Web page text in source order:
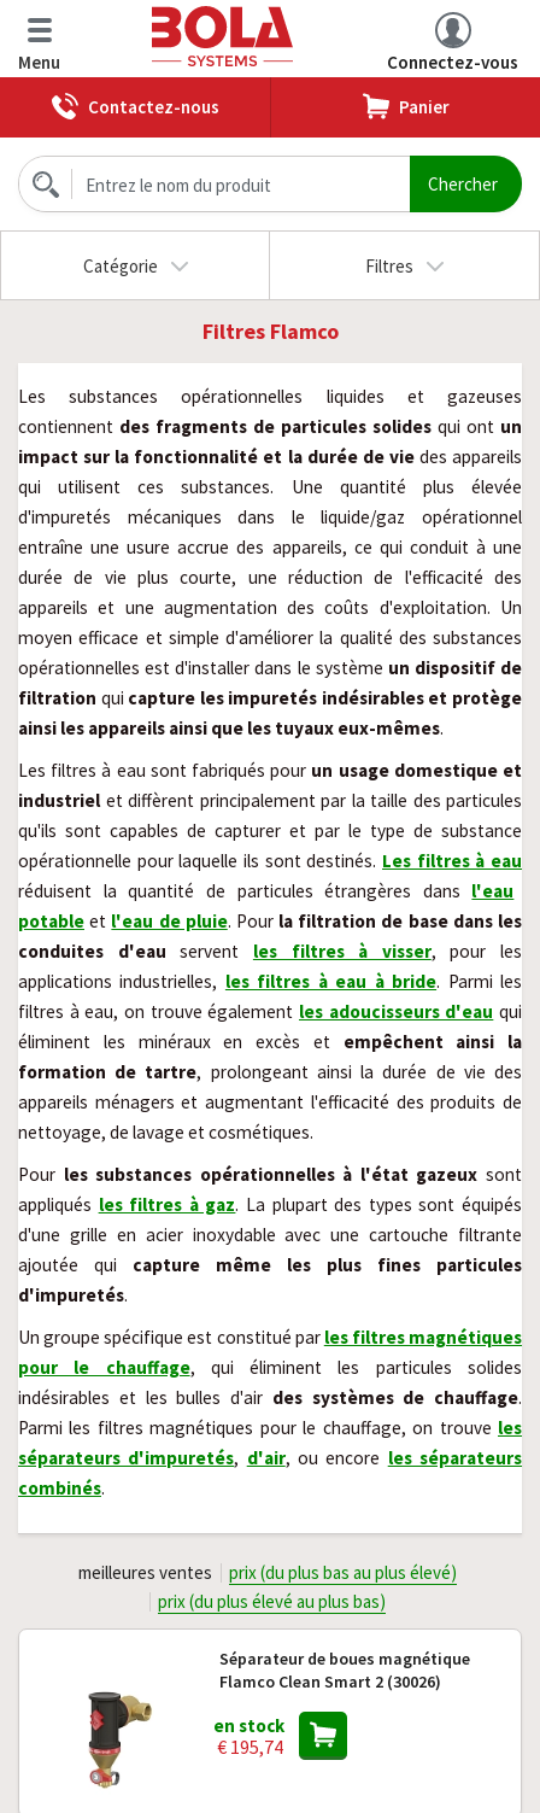
Menu
Connectez-vous
Contactez-nous
Panier
Catégorie Filtres
Filtres Flamco
Les substances opérationnelles liquides et gazeuses
contiennent des fragments de particules solides qui ont un
impact sur la fonctionnalité et la durée de viedes appareils
qui utilisent ces substances. Une quantité plus élevée
d'impuretés mécaniques dans le liquide/gaz opérationnel
entraîne une usure accrue des appareils, ce qui conduit à une
durée de vie plus courte, une réduction de l'efficacité des
appareils et une augmentation des coûts d'exploitation. Un
moyen efficace et simple d'améliorer la qualité des substances
opérationnelles est d'installer dans le système un dispositif de
filtration qui capture les impuretés indésirables et protège
ainsi les appareils ainsi que les tuyaux eux-mêmes.
Les filtres à eau sont fabriqués pour un usage domestique et
industrielet diffèrent principalement par la taille des particules
qu'ils sont capables de capturer et par le type de substance
opérationnelle pour laquelle ils sont destinés. Les filtres à eau
réduisent la quantité de particules étrangères dans l'eau
potable et l'eau de pluie. Pour la filtration de base dans les
conduites d'eau servent les filtres à visser, pour les
applications industrielles, les filtres à eau à bride. Parmi les
filtres à eau, on trouve également les adoucisseurs d'eau qui
éliminent les minéraux en excès et empêchent ainsi la
formation de tartre, prolongeant ainsi la durée de vie des
appareils ménagers et augmentant l'efficacité des produits de
nettoyage, de lavage et cosmétiques.
Pour les substances opérationnelles à l'état gazeux sont
appliqués les filtres à gaz. La plupart des types sont équipés
d'une grille en acier inoxydable avec une cartouche filtrante
ajoutée qui capture même les plus fines particules
d'impuretés.
Un groupe spécifique est constitué par les filtres magnétiques
pour le chauffage, quiéliminent les particules solides
indésirables et les bulles d'air des systèmes de chauffage.
Parmi les filtres magnétiques pour le chauffage, on trouve les
séparateurs d'impuretés, d'air, ou encore les séparateurs
combinés.
meilleures ventes
prix (du plus bas au plus élevé)
prix (du plus élevé au plus bas)
Séparateur de boues magnétique
Flamco Clean Smart 2 (30026)
en stock
€ 195,74